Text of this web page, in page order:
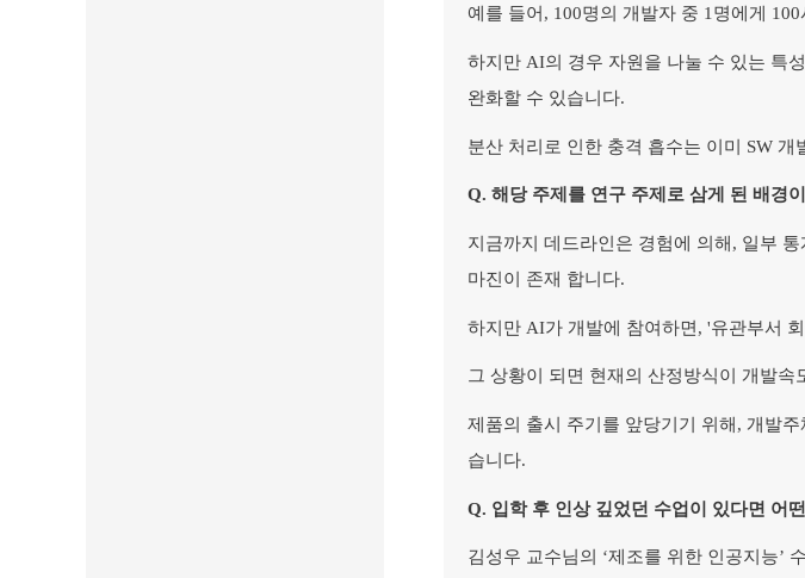
예를 들어, 100명의 개발자 중 1명에게
하지만 AI의 경우 자원을 나눌 수 있는 특
완화할 수 있습니다.
분산 처리로 인한 충격 흡수는 이미 SW
Q. 해당 주제를 연구 주제로 삼게 된 배경
지금까지 데드라인은 경험에 의해, 일부
마진이 존재 합니다.
하지만 AI가 개발에 참여하면, '유관부서
그 상황이 되면 현재의 산정방식이 개발
제품의 출시 주기를 앞당기기 위해, 개발
습니다.
Q. 입학 후 인상 깊었던 수업이 있다면 어
김성우 교수님의 ‘제조를 위한 인공지능’